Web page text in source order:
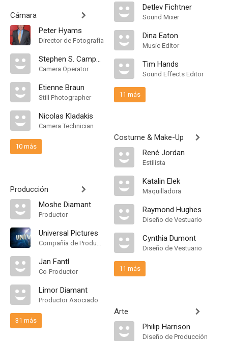
Cámara
Peter Hyams
Director de Fotografía
Stephen S. Campanelli
Camera Operator
Etienne Braun
Still Photographer
Nicolas Kladakis
Camera Technician
10 más
Producción
Moshe Diamant
Productor
Universal Pictures
Compañía de Produccion
Jan Fantl
Co-Productor
Limor Diamant
Productor Asociado
31 más
Detlev Fichtner
Sound Mixer
Dina Eaton
Music Editor
Tim Hands
Sound Effects Editor
11 más
Costume & Make-Up
René Jordan
Estilista
Katalin Elek
Maquilladora
Raymond Hughes
Diseño de Vestuario
Cynthia Dumont
Diseño de Vestuario
11 más
Arte
Philip Harrison
Diseño de Producción